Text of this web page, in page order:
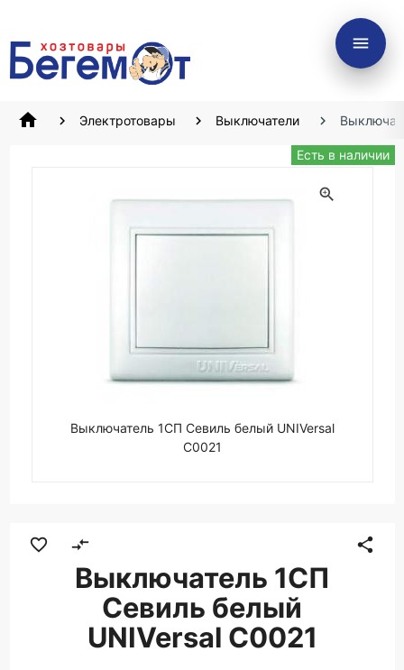
menu
home Электротовары Выключатели
Есть в наличии
Выключатель 1СП Севиль белый UNIVersal
С0021
favorite_border compare_arrows share
Выключатель 1СП
Севиль белый
UNIVersal С0021